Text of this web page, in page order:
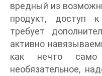
вредный из
продукт, доступ
требует
активно
как нечто само
необязательное,